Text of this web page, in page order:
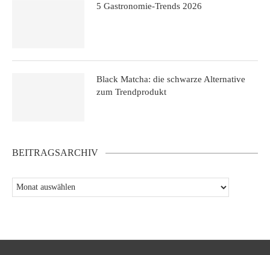
5 Gastronomie-Trends 2026
Black Matcha: die schwarze Alternative
zum Trendprodukt
BEITRAGSARCHIV